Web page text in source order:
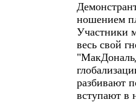
ношением
Участники
весь свой
разбивают
вступают в